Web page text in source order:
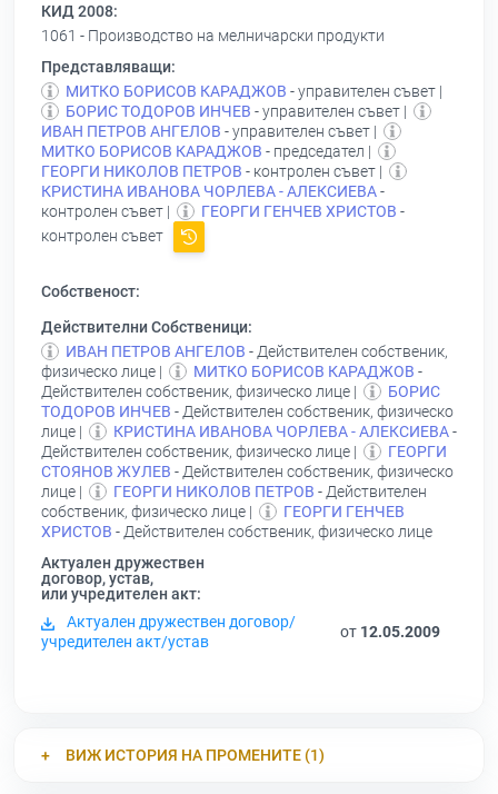
КИД 2008:
1061 - Производство на мелничарски продукти
Представляващи:
МИТКО БОРИСОВ КАРАДЖОВ - управителен съвет |
БОРИС ТОДОРОВ ИНЧЕВ - управителен съвет |
ИВАН ПЕТРОВ АНГЕЛОВ - управителен съвет |
МИТКО БОРИСОВ КАРАДЖОВ - председател |
ГЕОРГИ НИКОЛОВ ПЕТРОВ - контролен съвет |
КРИСТИНА ИВАНОВА ЧОРЛЕВА - АЛЕКСИЕВА-
контролен съвет |
ГЕОРГИ ГЕНЧЕВ ХРИСТОВ -
контролен съвет
Собственост:
Действителни Собственици:
ИВАН ПЕТРОВ АНГЕЛОВ - Действителен собственик,
физическо лице |
МИТКО БОРИСОВ КАРАДЖОВ -
Действителен собственик, физическо лице |
БОРИС
ТОДОРОВ ИНЧЕВ - Действителен собственик, физическо
лице |
КРИСТИНА ИВАНОВА ЧОРЛЕВА - АЛЕКСИЕВА-
Действителен собственик, физическо лице |
ГЕОРГИ
СТОЯНОВ ЖУЛЕВ - Действителен собственик, физическо
лице |
ГЕОРГИ НИКОЛОВ ПЕТРОВ - Действителен
собственик, физическо лице |
ГЕОРГИ ГЕНЧЕВ
ХРИСТОВ - Действителен собственик, физическо лице
Актуален дружествен
договор, устав,
или учредителен акт:
Актуален дружествен договор/
учредителен акт/устав
от 12.05.2009
ВИЖ ИСТОРИЯ НА ПРОМЕНИТЕ (1)